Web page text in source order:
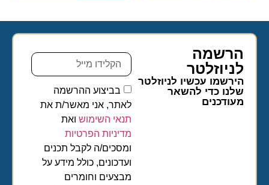
הרשמה
לניוזלטר​
הירשמו עכשיו לניוזלטר
שלנו כדי להשאר
מעודכנים
בביצוע ההרשמה
לאתר, אני מאשר/ת את
תנאי השימושואת
מדיניות הפרטיות
ומסכים/ה לקבל תכנים
ועדכונים, כולל מידע על
מבצעים וחומרים